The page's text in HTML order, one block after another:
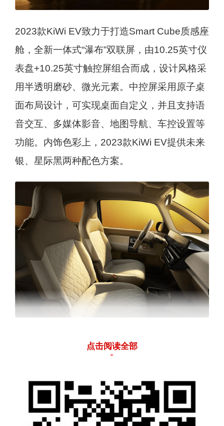
2023款KiWi EV致力于打造Smart Cube质感座
舱，全新一体式“瀑布”双联屏，由10.25英寸仪
表盘+10.25英寸触控屏组合而成，设计风格采
用半透明磨砂、微光元素。中控屏采用原子桌
面布局设计，可实现桌面自定义，并且支持语
音交互、多媒体影音、地图导航、车控设置等
功能。内饰色彩上，2023款KiWi EV提供未来
银、星际黑两种配色方案。
点击阅读全部